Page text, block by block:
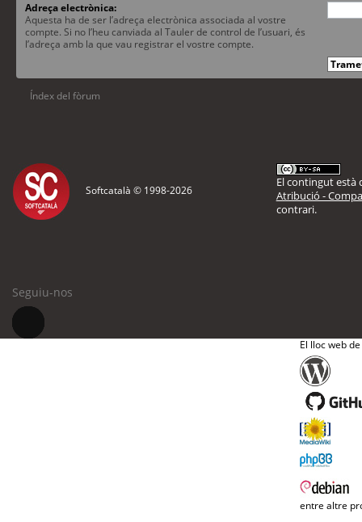
Adreça electrònica:
Aquesta ha de ser l’adreça electrònica associada al vostre
compte. Si no l’heu canviada al Tauler de control de l’usuari, és
l’adreça amb la que vau registrar el vostre compte.
Índex del fòrum
Softcatalà © 1998-2026
El contingut està
Atribució -
contrari.
Seguiu-nos
El lloc web
entre altre